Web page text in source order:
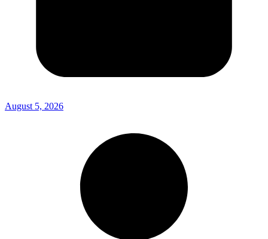
August 5, 2026